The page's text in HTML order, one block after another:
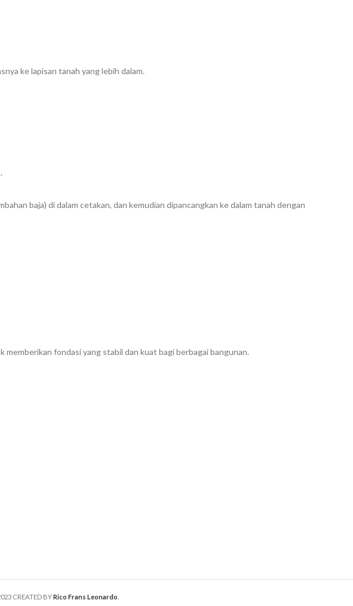
ke lapisan tanah yang lebih dalam.
baja) di dalam cetakan, dan kemudian dipancangkan ke dalam tanah dengan
fondasi yang stabil dan kuat bagi berbagai bangunan.
CREATED BYRico Frans Leonardo